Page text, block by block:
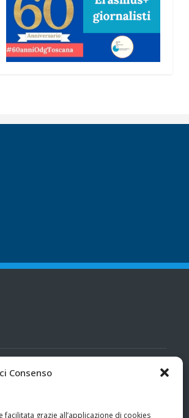
Consenso
facilitata grazie all’applicazione di cookies